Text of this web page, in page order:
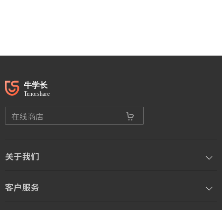
在线商店
关于我们
客户服务